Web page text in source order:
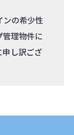
ンの希少性
理物件に
し訳ござ